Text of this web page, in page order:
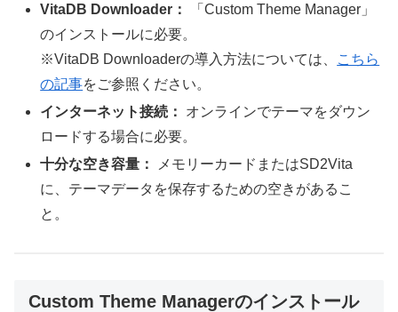
VitaDB Downloader：
「Custom Theme Manager」
のインストールに必要。
※VitaDB Downloaderの導入方法については、
こちら
の記事をご参照ください。
インターネット接続：
オンラインでテーマをダウン
ロードする場合に必要。
十分な空き容量：
メモリーカードまたはSD2Vita
に、テーマデータを保存するための空きがあるこ
と。
Custom Theme Managerのインストール